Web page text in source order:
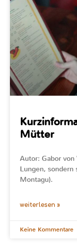
Mütter
Autor: Gabor von
Lungen,
Montagu).
weiterlesen »
Keine Kommentare